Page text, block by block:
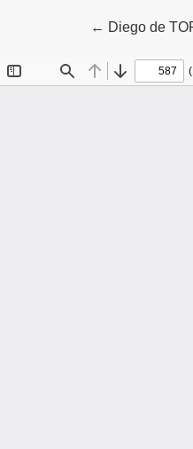
← Volver a los
Diego de